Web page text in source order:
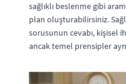
sağlıklı beslenme gibi
plan oluşturabilirsiniz.
sorusunun cevabı, kişisel
ancak temel prensipler